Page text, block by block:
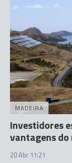
MADEIRA
Investidores
vantagens
20 Abr 11:21